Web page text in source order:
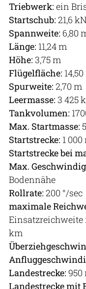
Triebwerk: ein
Startschub: 21,6
Spannweite: 6,80
Länge: 11,24 m
Höhe: 3,75 m
Flügelfläche:
Spurweite: 2,70 m
Leermasse: 3 425
Tankvolumen:
Max. Startmasse:
Startstrecke: 1 000
Startstrecke bei
Max.
Bodennähe
Rollrate: 200 °/sec
maximale
Einsatzreichweite
km
Landestrecke: 950
Landestrecke mit